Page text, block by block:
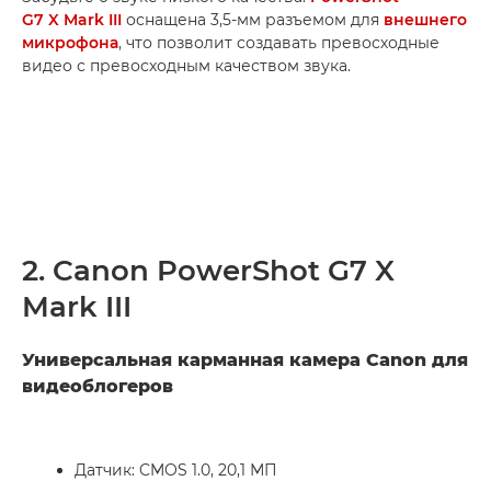
G7 X Mark III оснащена 3,5-мм разъемом для внешнего
микрофона, что позволит создавать превосходные
видео с превосходным качеством звука.
2. Canon PowerShot G7 X
Mark III
Универсальная карманная камера Canon для
видеоблогеров
Датчик: CMOS 1.0, 20,1 МП